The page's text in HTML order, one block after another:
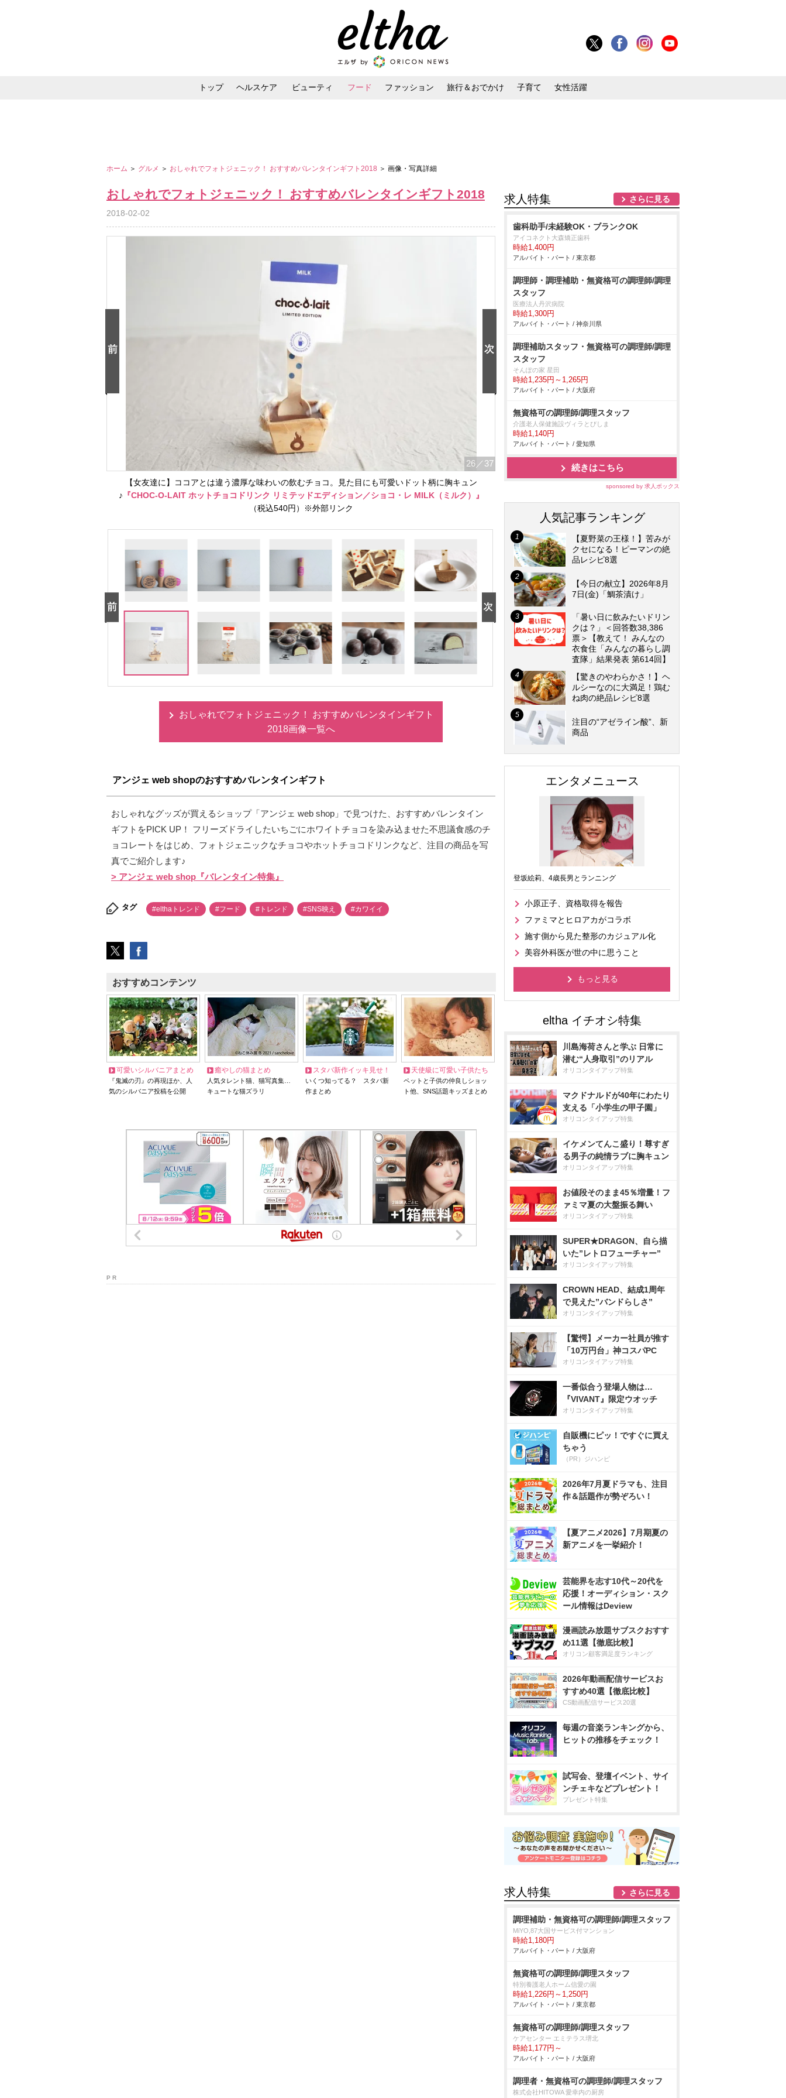
トップ ヘルスケア ビューティ フード ファッション 旅行＆おでかけ 子育て 女性活躍
ホーム ＞ グルメ ＞ おしゃれでフォトジェニック！ おすすめバレンタインギフト2018 ＞ 画像・写真詳細
おしゃれでフォトジェニック！ おすすめバレンタインギフト2018
2018-02-02
26 ／37
【女友達に】ココアとは違う濃厚な味わいの飲むチョコ。見た目にも可愛いドット柄に胸キュン
♪ 『CHOC-O-LAIT ホットチョコドリンク リミテッドエディション／ショコ・レ MILK（ミルク）』
（税込540円）※外部リンク
おしゃれでフォトジェニック！ おすすめバレンタインギフト
2018画像一覧へ
アンジェ web shopのおすすめバレンタインギフト
おしゃれなグッズが買えるショップ「アンジェ web shop」で見つけた、おすすめバレンタイン
ギフトをPICK UP！ フリーズドライしたいちごにホワイトチョコを染み込ませた不思議食感のチ
ョコレートをはじめ、フォトジェニックなチョコやホットチョコドリンクなど、注目の商品を写
真でご紹介します♪
> アンジェ web shop『バレンタイン特集』
タグ #elthaトレンド #フード #トレンド #SNS映え #カワイイ
おすすめコンテンツ
可愛いシルバニアまとめ
『鬼滅の刃』の再現ほか、人
気のシルバニア投稿を公開
癒やしの猫まとめ
人気タレント猫、猫写真集…
キュートな猫ズラリ
スタバ新作イッキ見せ！
いくつ知ってる？ スタバ新
作まとめ
天使級に可愛い子供たち
ペットと子供の仲良しショッ
ト他、SNS話題キッズまとめ
P R
求人特集 さらに見る
歯科助手/未経験OK・ブランクOK
アイコネクト大森矯正歯科
時給1,400円
アルバイト・パート / 東京都
調理師・調理補助・無資格可の調理師/調理
スタッフ
医療法人丹沢病院
時給1,300円
アルバイト・パート / 神奈川県
調理補助スタッフ・無資格可の調理師/調理
スタッフ
そんぽの家 星田
時給1,235円～1,265円
アルバイト・パート / 大阪府
無資格可の調理師/調理スタッフ
介護老人保健施設ヴィラとびしま
時給1,140円
アルバイト・パート / 愛知県
続きはこちら
sponsored by 求人ボックス
人気記事ランキング
【夏野菜の王様！】苦みが
クセになる！ピーマンの絶
品レシピ8選
【今日の献立】2026年8月
7日(金)「鯛茶漬け」
「暑い日に飲みたいドリン
クは？」＜回答数38,386
票＞【教えて！ みんなの
衣食住「みんなの暮らし調
査隊」結果発表 第614回】
【驚きのやわらかさ！】ヘ
ルシーなのに大満足！鶏む
ね肉の絶品レシピ8選
注目の“アゼライン酸”、新
商品
エンタメニュース
登坂絵莉、4歳長男とランニング
小原正子、資格取得を報告
ファミマとヒロアカがコラボ
施す側から見た整形のカジュアル化
美容外科医が世の中に思うこと
もっと見る
川島海荷さんと学ぶ 日常に
潜む“人身取引”のリアル
オリコンタイアップ特集
マクドナルドが40年にわたり
支える「小学生の甲子園」
オリコンタイアップ特集
イケメンてんこ盛り！尊すぎ
る男子の純情ラブに胸キュン
オリコンタイアップ特集
お値段そのまま45％増量！フ
ァミマ夏の大盤振る舞い
オリコンタイアップ特集
SUPER★DRAGON、自ら描
いた”レトロフューチャー”
オリコンタイアップ特集
CROWN HEAD、結成1周年
で見えた”バンドらしさ”
オリコンタイアップ特集
【驚愕】メーカー社員が推す
「10万円台」神コスパPC
オリコンタイアップ特集
一番似合う登場人物は…
『VIVANT』限定ウオッチ
オリコンタイアップ特集
自販機にピッ！ですぐに買え
ちゃう
（PR）ジハンピ
2026年7月夏ドラマも、注目
作＆話題作が勢ぞろい！
【夏アニメ2026】7月期夏の
新アニメを一挙紹介！
芸能界を志す10代～20代を
応援！オーディション・スク
ール情報はDeview
漫画読み放題サブスクおすす
め11選【徹底比較】
オリコン顧客満足度ランキング
2026年動画配信サービスお
すすめ40選【徹底比較】
CS動画配信サービス20選
毎週の音楽ランキングから、
ヒットの推移をチェック！
試写会、登壇イベント、サイ
ンチェキなどプレゼント！
プレゼント特集
求人特集 さらに見る
調理補助・無資格可の調理師/調理スタッフ
MiYO,87大国サービス付マンション
時給1,180円
アルバイト・パート / 大阪府
無資格可の調理師/調理スタッフ
特別養護老人ホーム信愛の園
時給1,226円～1,250円
アルバイト・パート / 東京都
無資格可の調理師/調理スタッフ
ケアセンター エミテラス堺北
時給1,177円～
アルバイト・パート / 大阪府
調理者・無資格可の調理師/調理スタッフ
株式会社HITOWA 愛幸内の厨房